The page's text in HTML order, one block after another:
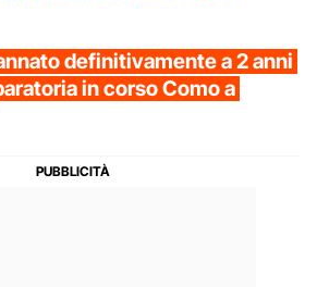
definitivamente a 2 anni
in corso Como a